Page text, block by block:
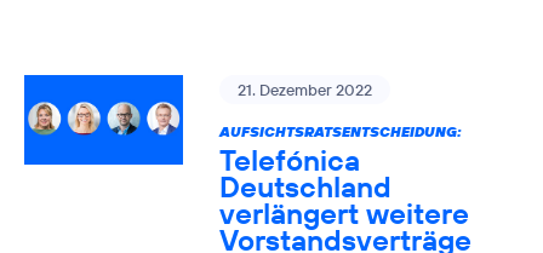
21. Dezember 2022
AUFSICHTSRATSENTSCHEIDUNG:
Telefónica
Deutschland
verlängert weitere
Vorstandsverträge